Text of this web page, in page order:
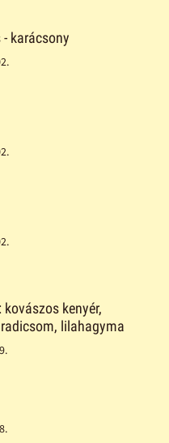
karácsony
kovászos kenyér,
lilahagyma